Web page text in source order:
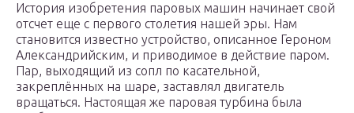
История изобретения паровых машин начинает свой
отсчет еще с первого столетия нашей эры. Нам
становится известно устройство, описанное Героном
Александрийским, и приводимое в действие паром.
Пар, выходящий из сопл по касательной,
закреплённых на шаре, заставлял двигатель
вращаться. Настоящая же паровая турбина была